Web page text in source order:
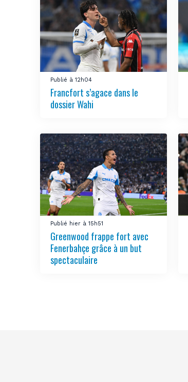
Publié à 12h04
Francfort s’agace dans le
dossier Wahi
Publié hier à 15h51
Greenwood frappe fort avec
Fenerbahçe grâce à un but
spectaculaire